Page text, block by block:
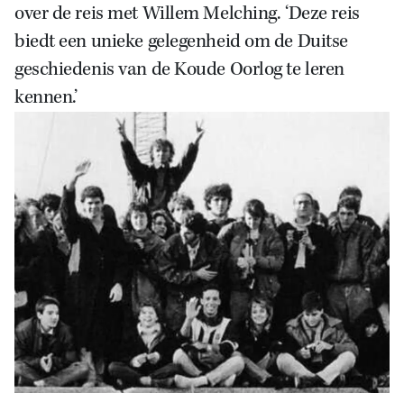
over de reis met Willem Melching. ‘Deze reis
biedt een unieke gelegenheid om de Duitse
geschiedenis van de Koude Oorlog te leren
kennen.’